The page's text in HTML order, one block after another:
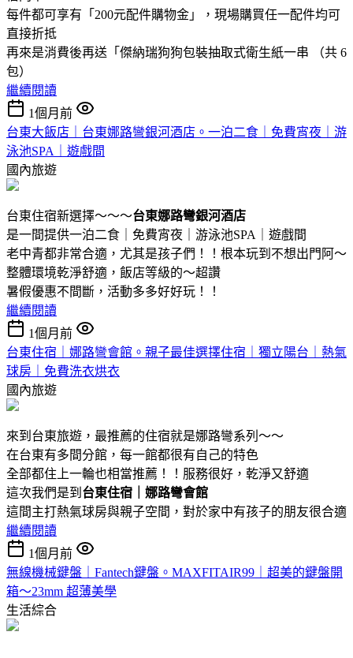
每件都可享有「200元配件購物金」，現場購買任一配件均可
直接折抵
再來是消費後再送「傑納瑞狗狗包裝抽取式衛生紙一串 （共 6
包）
繼續閱讀
1個月前
台東大飯店｜台東娜路彎銀河酒店。一泊二食｜免費宵夜｜游
泳池SPA｜遊戲間
國內旅遊
台東住宿新選擇～～～台東娜路彎銀河酒店
是一間提供一泊二食｜免費宵夜｜游泳池SPA｜遊戲間
老中青都非常合適，尤其是孩子們！！根本玩到不想出門阿～
整體環境乾淨舒適，飯店等級的～超讚
暑假優惠不間斷，活動多多好好玩！！
繼續閱讀
1個月前
台東住宿｜娜路彎會館。親子最佳選擇住宿｜獨立陽台｜熱氣
球房｜免費洗衣烘衣
國內旅遊
來到台東旅遊，最推薦的住宿就是娜路彎系列～～
在台東有多間分館，每一館都很有自己的特色
全部都住上一輪也相當推薦！！服務很好，乾淨又舒適
這次我們是到 台東住宿｜娜路彎會館
這間主打熱氣球房與親子空間，對於家中有孩子的朋友很合適
繼續閱讀
1個月前
無線機械鍵盤｜Fantech鍵盤。MAXFITAIR99｜超美的鍵盤開
箱～23mm 超薄美學
生活綜合